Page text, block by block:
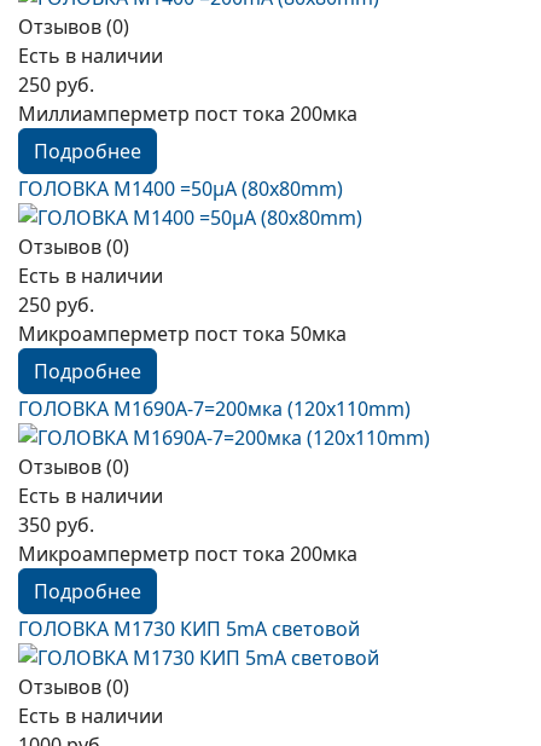
Отзывов (0)
Есть в наличии
250 руб.
Миллиамперметр пост тока 200мка
Подробнее
ГОЛОВКА М1400 =50µА (80x80mm)
Отзывов (0)
Есть в наличии
250 руб.
Микроамперметр пост тока 50мка
Подробнее
ГОЛОВКА М1690А-7=200мка (120x110mm)
Отзывов (0)
Есть в наличии
350 руб.
Микроамперметр пост тока 200мка
Подробнее
ГОЛОВКА М1730 КИП 5mA световой
Отзывов (0)
Есть в наличии